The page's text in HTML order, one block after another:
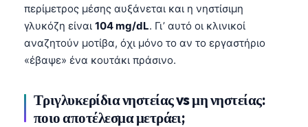
περίμετρος μέσης αυξάνεται και η νηστίσιμη
γλυκόζη είναι 104 mg/dL. Γι’ αυτό οι κλινικοί
αναζητούν μοτίβα, όχι μόνο το αν το εργαστήριο
«έβαψε» ένα κουτάκι πράσινο.
Τριγλυκερίδια νηστείας vs μη νηστείας:
ποιο αποτέλεσμα μετράει;